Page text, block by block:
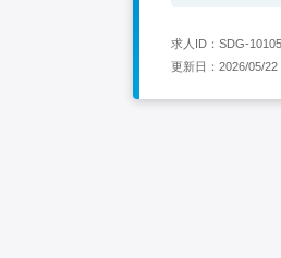
求人ID：SDG-
更新日：2026/05/22